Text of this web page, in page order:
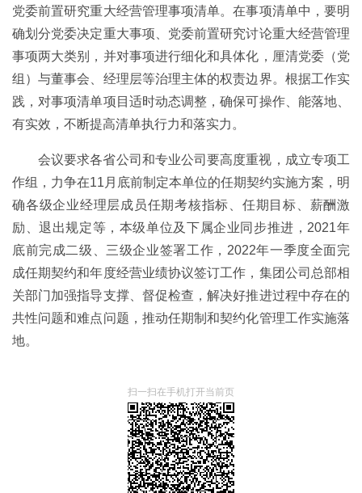
党委前置研究重大经营管理事项清单。在事项清单中，要明
确划分党委决定重大事项、党委前置研究讨论重大经营管理
事项两大类别，并对事项进行细化和具体化，厘清党委（党
组）与董事会、经理层等治理主体的权责边界。根据工作实
践，对事项清单项目适时动态调整，确保可操作、能落地、
有实效，不断提高清单执行力和落实力。
会议要求各省公司和专业公司要高度重视，成立专项工
作组，力争在11月底前制定本单位的任期契约实施方案，明
确各级企业经理层成员任期考核指标、任期目标、薪酬激
励、退出规定等，本级单位及下属企业同步推进，2021年
底前完成二级、三级企业签署工作，2022年一季度全面完
成任期契约和年度经营业绩协议签订工作，集团公司总部相
关部门加强指导支撑、督促检查，解决好推进过程中存在的
共性问题和难点问题，推动任期制和契约化管理工作实施落
地。
扫一扫在手机打开当前页